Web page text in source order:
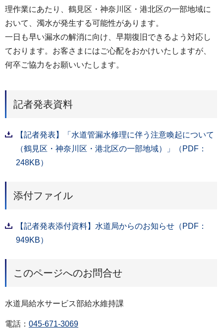
理作業にあたり、鶴見区・神奈川区・港北区の一部地域に
おいて、濁水が発生する可能性があります。
一日も早い漏水の解消に向け、早期復旧できるよう対応し
ております。お客さまにはご心配をおかけいたしますが、
何卒ご協力をお願いいたします。
記者発表資料
【記者発表】「水道管漏水修理に伴う注意喚起について
（鶴見区・神奈川区・港北区の一部地域）」（PDF：
248KB）
添付ファイル
【記者発表添付資料】水道局からのお知らせ（PDF：
949KB）
このページへのお問合せ
水道局給水サービス部給水維持課
電話： 045-671-3069